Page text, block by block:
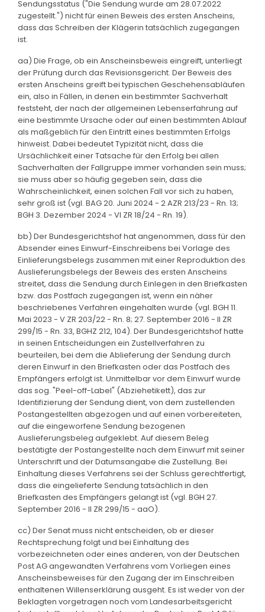
Sendungsstatus ("Die Sendung wurde am 28.07.2022
zugestellt.") nicht für einen Beweis des ersten Anscheins,
dass das Schreiben der Klägerin tatsächlich zugegangen
ist.
aa) Die Frage, ob ein Anscheinsbeweis eingreift, unterliegt
der Prüfung durch das Revisionsgericht. Der Beweis des
ersten Anscheins greift bei typischen Geschehensabläufen
ein, also in Fällen, in denen ein bestimmter Sachverhalt
feststeht, der nach der allgemeinen Lebenserfahrung auf
eine bestimmte Ursache oder auf einen bestimmten Ablauf
als maßgeblich für den Eintritt eines bestimmten Erfolgs
hinweist. Dabei bedeutet Typizität nicht, dass die
Ursächlichkeit einer Tatsache für den Erfolg bei allen
Sachverhalten der Fallgruppe immer vorhanden sein muss;
sie muss aber so häufig gegeben sein, dass die
Wahrscheinlichkeit, einen solchen Fall vor sich zu haben,
sehr groß ist (vgl. BAG 20. Juni 2024 - 2 AZR 213/23 - Rn. 13;
BGH 3. Dezember 2024 - VI ZR 18/24 - Rn. 19).
bb) Der Bundesgerichtshof hat angenommen, dass für den
Absender eines Einwurf-Einschreibens bei Vorlage des
Einlieferungsbelegs zusammen mit einer Reproduktion des
Auslieferungsbelegs der Beweis des ersten Anscheins
streitet, dass die Sendung durch Einlegen in den Briefkasten
bzw. das Postfach zugegangen ist, wenn ein näher
beschriebenes Verfahren eingehalten wurde (vgl. BGH 11.
Mai 2023 - V ZR 203/22 - Rn. 8; 27. September 2016 - II ZR
299/15 - Rn. 33, BGHZ 212, 104). Der Bundesgerichtshof hatte
in seinen Entscheidungen ein Zustellverfahren zu
beurteilen, bei dem die Ablieferung der Sendung durch
deren Einwurf in den Briefkasten oder das Postfach des
Empfängers erfolgt ist. Unmittelbar vor dem Einwurf wurde
das sog. "Peel-off-Label" (Abziehetikett), das zur
Identifizierung der Sendung dient, von dem zustellenden
Postangestellten abgezogen und auf einen vorbereiteten,
auf die eingeworfene Sendung bezogenen
Auslieferungsbeleg aufgeklebt. Auf diesem Beleg
bestätigte der Postangestellte nach dem Einwurf mit seiner
Unterschrift und der Datumsangabe die Zustellung. Bei
Einhaltung dieses Verfahrens sei der Schluss gerechtfertigt,
dass die eingelieferte Sendung tatsächlich in den
Briefkasten des Empfängers gelangt ist (vgl. BGH 27.
September 2016 - II ZR 299/15 - aaO).
cc) Der Senat muss nicht entscheiden, ob er dieser
Rechtsprechung folgt und bei Einhaltung des
vorbezeichneten oder eines anderen, von der Deutschen
Post AG angewandten Verfahrens vom Vorliegen eines
Anscheinsbeweises für den Zugang der im Einschreiben
enthaltenen Willenserklärung ausgeht. Es ist weder von der
Beklagten vorgetragen noch vom Landesarbeitsgericht